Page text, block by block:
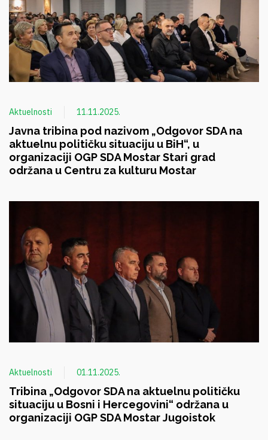
Aktuelnosti 11.11.2025.
Javna tribina pod nazivom „Odgovor SDA na
aktuelnu političku situaciju u BiH“, u
organizaciji OGP SDA Mostar Stari grad
održana u Centru za kulturu Mostar
Aktuelnosti 01.11.2025.
Tribina „Odgovor SDA na aktuelnu političku
situaciju u Bosni i Hercegovini“ održana u
organizaciji OGP SDA Mostar Jugoistok